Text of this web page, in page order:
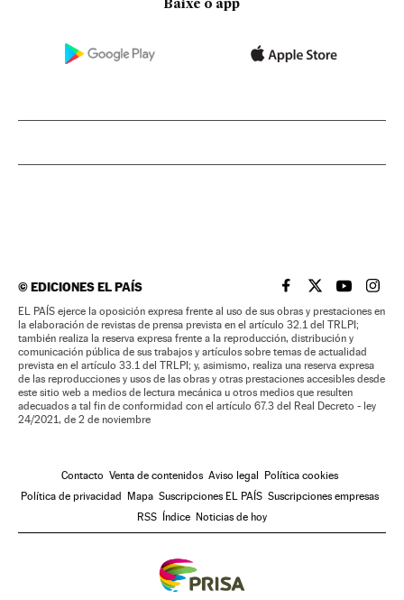
Baixe o app
©EDICIONES EL PAÍS EL PAÍS BRASIL EN
EL PAÍSEL PAÍS
EL
EL PAÍS ejerce la oposición expresa frente al uso de sus obras y prestaciones en
la elaboración de revistas de prensa prevista en el artículo 32.1 del TRLPI;
también realiza la reserva expresa frente a la reproducción, distribución y
comunicación pública de sus trabajos y artículos sobre temas de actualidad
prevista en el artículo 33.1 del TRLPI; y, asimismo, realiza una reserva expresa
de las reproducciones y usos de las obras y otras prestaciones accesibles desde
este sitio web a medios de lectura mecánica u otros medios que resulten
adecuados a tal fin de conformidad con el artículo 67.3 del Real Decreto - ley
24/2021, de 2 de noviembre
Contacto Venta de contenidos Aviso legal
Política cookies
Política de privacidad
Mapa Suscripciones EL PAÍS Suscripciones empresas
RSS
Índice Noticias de hoy